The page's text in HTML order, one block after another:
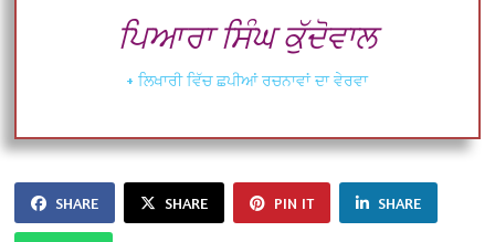
ਪਿਆਰਾ ਸਿੰਘ ਕੁੱਦੋਵਾਲ
+ ਲਿਖਾਰੀ ਵਿੱਚ ਛਪੀਆਂ ਰਚਨਾਵਾਂ ਦਾ ਵੇਰਵਾ
SHARE SHARE PIN IT SHARE